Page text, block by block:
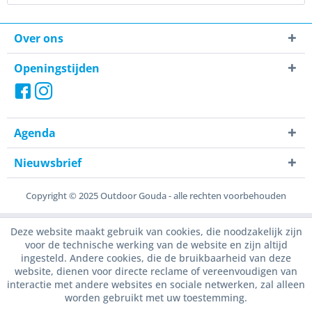
Over ons
Openingstijden
Agenda
Nieuwsbrief
Copyright © 2025 Outdoor Gouda - alle rechten voorbehouden
Deze website maakt gebruik van cookies, die noodzakelijk zijn
voor de technische werking van de website en zijn altijd
ingesteld. Andere cookies, die de bruikbaarheid van deze
website, dienen voor directe reclame of vereenvoudigen van
interactie met andere websites en sociale netwerken, zal alleen
worden gebruikt met uw toestemming.